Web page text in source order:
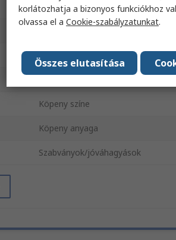
„B&#148; típusú csatlakozó
„A&#148; csatlakozónem
Köpeny színe
Köpeny anyaga
Szabványok/jóváhagyások
korlátozhatja a bizonyos funkciókhoz
olvassa el a Cookie-szabályzatunkat.
Összes elutasítása